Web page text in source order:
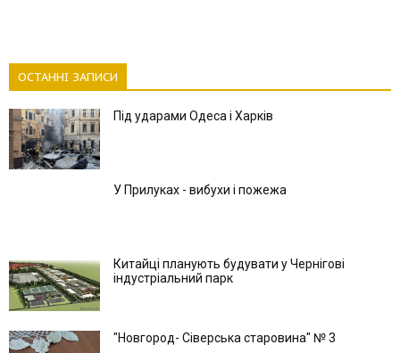
ОСТАННІ ЗАПИСИ
Під ударами Одеса і Харків
У Прилуках - вибухи і пожежа
Китайці планують будувати у Чернігові
індустріальний парк
"Новгород- Сіверська старовина" № 3